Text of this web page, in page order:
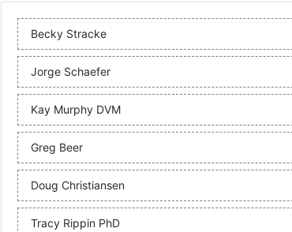
Becky Stracke
Jorge Schaefer
Kay Murphy DVM
Greg Beer
Doug Christiansen
Tracy Rippin PhD